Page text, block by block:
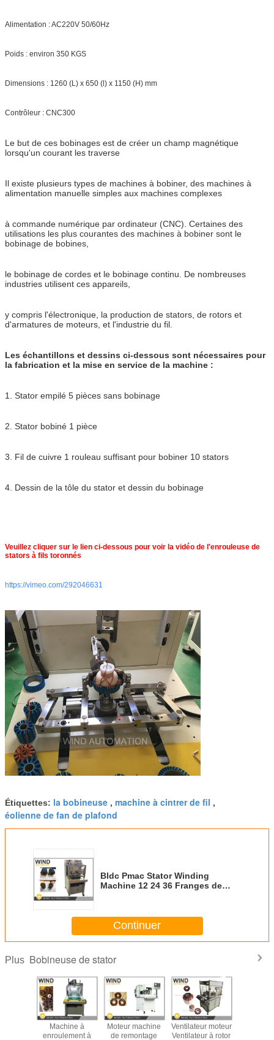
Alimentation : AC220V 50/60Hz
Poids : environ 350 KGS
Dimensions : 1260 (L) x 650 (l) x 1150 (H) mm
Contrôleur : CNC300
Le but de ces bobinages est de créer un champ magnétique
lorsqu'un courant les traverse
Il existe plusieurs types de machines à bobiner, des machines à
alimentation manuelle simples aux machines complexes
à commande numérique par ordinateur (CNC). Certaines des
utilisations les plus courantes des machines à bobiner sont le
bobinage de bobines,
le bobinage de cordes et le bobinage continu. De nombreuses
industries utilisent ces appareils,
y compris l'électronique, la production de stators, de rotors et
d'armatures de moteurs, et l'industrie du fil.
Les échantillons et dessins ci-dessous sont nécessaires pour
la fabrication et la mise en service de la machine :
1. Stator empilé 5 pièces sans bobinage
2. Stator bobiné 1 pièce
3. Fil de cuivre 1 rouleau suffisant pour bobiner 10 stators
4. Dessin de la tôle du stator et dessin du bobinage
Veuillez cliquer sur le lien ci-dessous pour voir la vidéo de l'enrouleuse de
stators à fils toronnés
https://vimeo.com/292046631
Étiquettes: la bobineuse , machine à cintrer de fil ,
éolienne de fan de plafond
Bldc Pmac Stator Winding
Machine 12 24 36 Franges de
Continuer
Plus Bobineuse de stator
Machine à
enroulement à
Moteur machine
de remontage
Ventilateur moteur
Ventilateur à rotor